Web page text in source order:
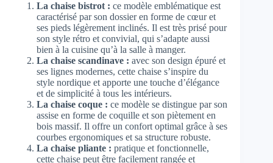
La chaise bistrot : ce modèle emblématique est
caractérisé par son dossier en forme de cœur et
ses pieds légèrement inclinés. Il est très prisé pour
son style rétro et convivial, qui s’adapte aussi
bien à la cuisine qu’à la salle à manger.
La chaise scandinave : avec son design épuré et
ses lignes modernes, cette chaise s’inspire du
style nordique et apporte une touche d’élégance
et de simplicité à tous les intérieurs.
La chaise coque : ce modèle se distingue par son
assise en forme de coquille et son piètement en
bois massif. Il offre un confort optimal grâce à ses
courbes ergonomiques et sa structure robuste.
La chaise pliante : pratique et fonctionnelle,
cette chaise peut être facilement rangée et